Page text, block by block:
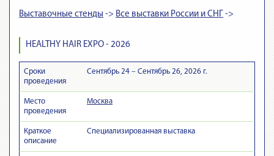
Выставочные стенды -> Все выставки России и СНГ ->
HEALTHY HAIR EXPO - 2026
Сроки
проведения
Сентябрь 24 – Сентябрь 26, 2026 г.
Место
проведения
Москва
Краткое
описание
Cпециализированная выставка